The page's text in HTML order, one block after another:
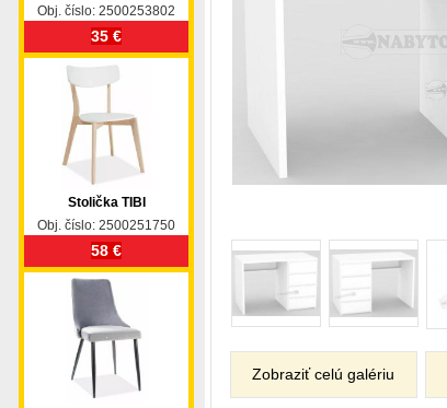
Zobraziť celú galériu
Obj. číslo: 2500253802
35 €
Stolička TIBI
Obj. číslo: 2500251750
58 €